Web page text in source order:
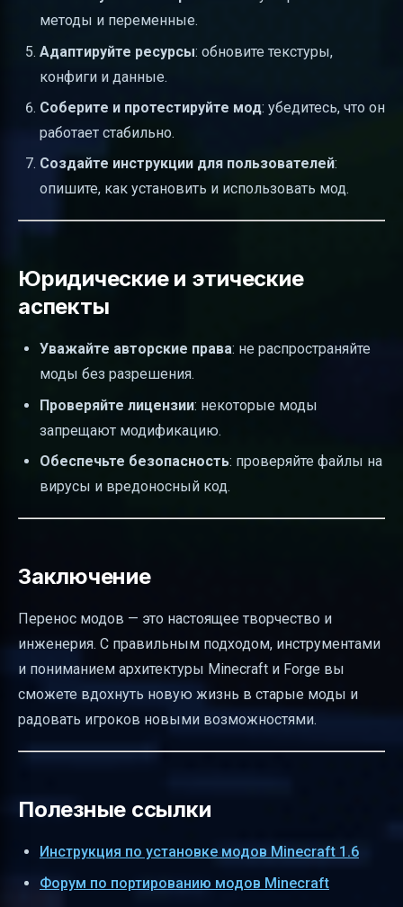
методы и переменные.
Адаптируйте ресурсы: обновите текстуры,
конфиги и данные.
Соберите и протестируйте мод: убедитесь, что он
работает стабильно.
Создайте инструкции для пользователей:
опишите, как установить и использовать мод.
Юридические и этические
аспекты
Уважайте авторские права: не распространяйте
моды без разрешения.
Проверяйте лицензии: некоторые моды
запрещают модификацию.
Обеспечьте безопасность: проверяйте файлы на
вирусы и вредоносный код.
Заключение
Перенос модов — это настоящее творчество и
инженерия. С правильным подходом, инструментами
и пониманием архитектуры Minecraft и Forge вы
сможете вдохнуть новую жизнь в старые моды и
радовать игроков новыми возможностями.
Полезные ссылки
Инструкция по установке модов Minecraft 1.6
Форум по портированию модов Minecraft